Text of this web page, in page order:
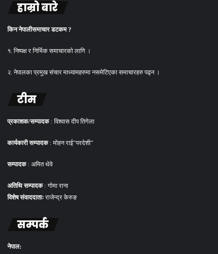
हाम्रो बारे
किन नेपालीसमाचार डटकम ?
१. निष्पक्ष र निर्भिक समाचारको लागि ।
२. नेपालका प्रमुख संचार माध्यामहरुमा नसमेटिएका समाचारहरु पढ्न ।
टीम
प्रकाशक/सम्पादक : विश्वास दीप तिगेला
कार्यकारी सम्पादक: मोहन राई”परदेशी”
सम्पादक: अमित थेवे
अतिथि सम्पादक: गोमा राना
विशेष संवाददाताःराजेन्द्र केरुङ
सम्पर्क
नेपाल: